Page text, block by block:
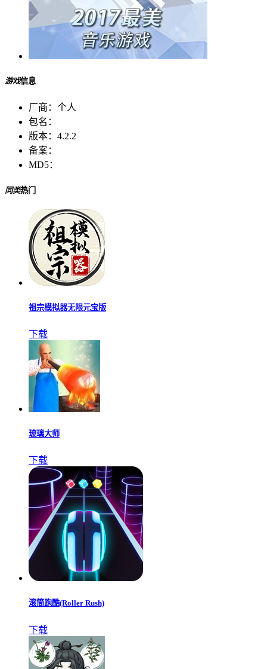
游戏信息
厂商： 个人
包名：
版本： 4.2.2
备案：
MD5：
同类热门
祖宗模拟器无限元宝版
下载
玻璃大师
下载
滚筒跑酷(Roller Rush)
下载